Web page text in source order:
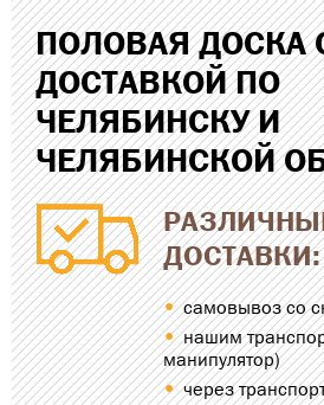
ПОЛОВАЯ ДОСКА
ДОСТАВКОЙ ПО
ЧЕЛЯБИНСКУ И
ЧЕЛЯБИНСКОЙ
ДОСТАВКИ:
самовывоз со
нашим
манипулятор)
через